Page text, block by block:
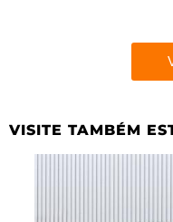
VISITE TAMBÉM